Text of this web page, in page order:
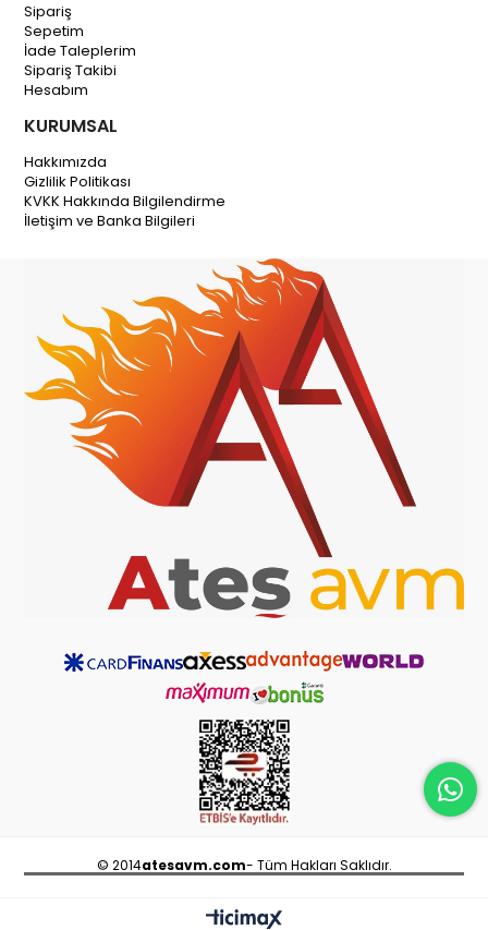
Sipariş
Sepetim
İade Taleplerim
Sipariş Takibi
Hesabım
KURUMSAL
Hakkımızda
Gizlilik Politikası
KVKK Hakkında Bilgilendirme
İletişim ve Banka Bilgileri
© 2014atesavm.com- Tüm Hakları Saklıdır.